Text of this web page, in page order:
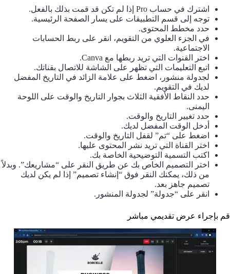
اشترك في حساب Pro إذا لم تكن قد قمت بذلك بالفعل.
توجه إلى قسم التطبيقات على يسار الصفحة الرئيسية.
حدد مخطط المحتوى.
في الجزء العلوي من التقويم، انقر على ربط الحسابات
الاجتماعية.
اختر القنوات التي تريد ربطها مع Canva.
اتبع التعليمات التي تظهر على الشاشة للاتصال بقناتك.
لجدولة منشور، اضغط على علامة الزائد في التاريخ المفضل
لديك في التقويم.
حدد النقاط الأفقية الثلاث بجوار التاريخ والوقت على اللوحة
اليمنى.
حدد تغيير التاريخ والوقت.
أدخل الوقت المفضل لديك.
اضغط على “تم” لقفل التاريخ والوقت.
اختر القناة التي تريد نشر المحتوى عليها.
اكتب التسمية التوضيحية الخاصة بك.
اختر التصميم الخاص بك عن طريق النقر على “مشاريعك”. وبدلاً
من ذلك، يمكنك النقر فوق “إنشاء تصميم” إذا لم يكن لديك
تصميم جاهز بعد.
انقر على “جدولة” لجدولة المنشور.
قم بإجراء عرض تقديمي مباشر